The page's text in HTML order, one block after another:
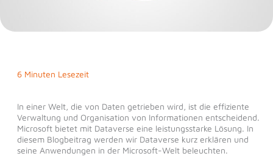
6 Minuten Lesezeit
In einer Welt, die von Daten getrieben wird, ist die effiziente
Verwaltung und Organisation von Informationen entscheidend.
Microsoft bietet mit Dataverse eine leistungsstarke Lösung. In
diesem Blogbeitrag werden wir Dataverse kurz erklären und
seine Anwendungen in der Microsoft-Welt beleuchten.